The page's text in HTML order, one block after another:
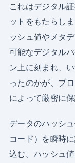
これはデジタル
ットをもたらし
ッシュ値やメタ
可能なデジタル
ン上に刻まれ、
ったのかが、ブ
によって厳密に
データのハッシ
コード）を瞬時
込む。ハッシュ